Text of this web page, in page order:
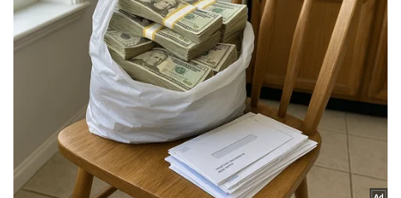
Pháp luật
Vụ án
Quân sự - Quốc phòng
Vũ khí